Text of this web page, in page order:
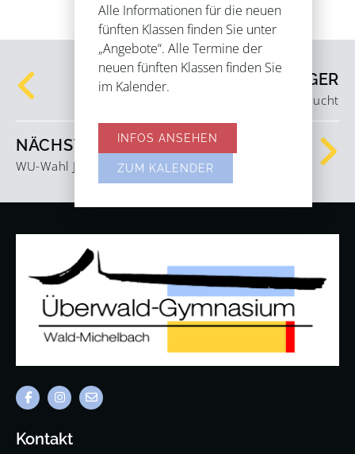
VORIGER
FSJ-Kraft ab 01.09.2024 gesucht
NÄCHSTER
WU-Wahl Jahrgangstufe 8
Kontakt
Alle Informationen für die neuen
fünften Klassen finden Sie unter
„Angebote“. Alle Termine der
neuen fünften Klassen finden Sie
im Kalender.
INFOS ANSEHEN
ZUM KALENDER